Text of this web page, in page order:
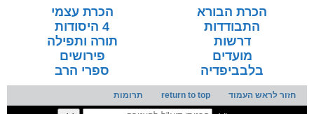
הכרת הבורא
הכרת עצמי
התבודדות
4 היסודות
דרשות
תורה ותפילה
מועדים
פירושים
בלבביפדיה
ספרי הרב
חזור לראש העמוד return to top תרומות